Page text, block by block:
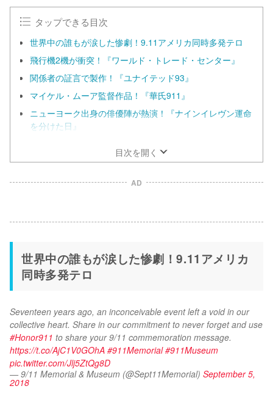
タップできる目次
世界中の誰もが涙した惨劇！9.11アメリカ同時多発テロ
飛行機2機が衝突！『ワールド・トレード・センター』
関係者の証言で製作！『ユナイテッド93』
マイケル・ムーア監督作品！『華氏911』
ニューヨーク出身の俳優陣が熱演！『ナインイレヴン運命
を分けた日』
目次を開く
AD
世界中の誰もが涙した惨劇！9.11アメリカ
同時多発テロ
Seventeen years ago, an inconceivable event left a void in our
#Honor911
https://t.co/AjC1V0GOhA #911Memorial #911Museum
pic.twitter.com/Jlj5ZtQg8D
— 9/11 Memorial & Museum (@Sept11Memorial) September 5,
2018